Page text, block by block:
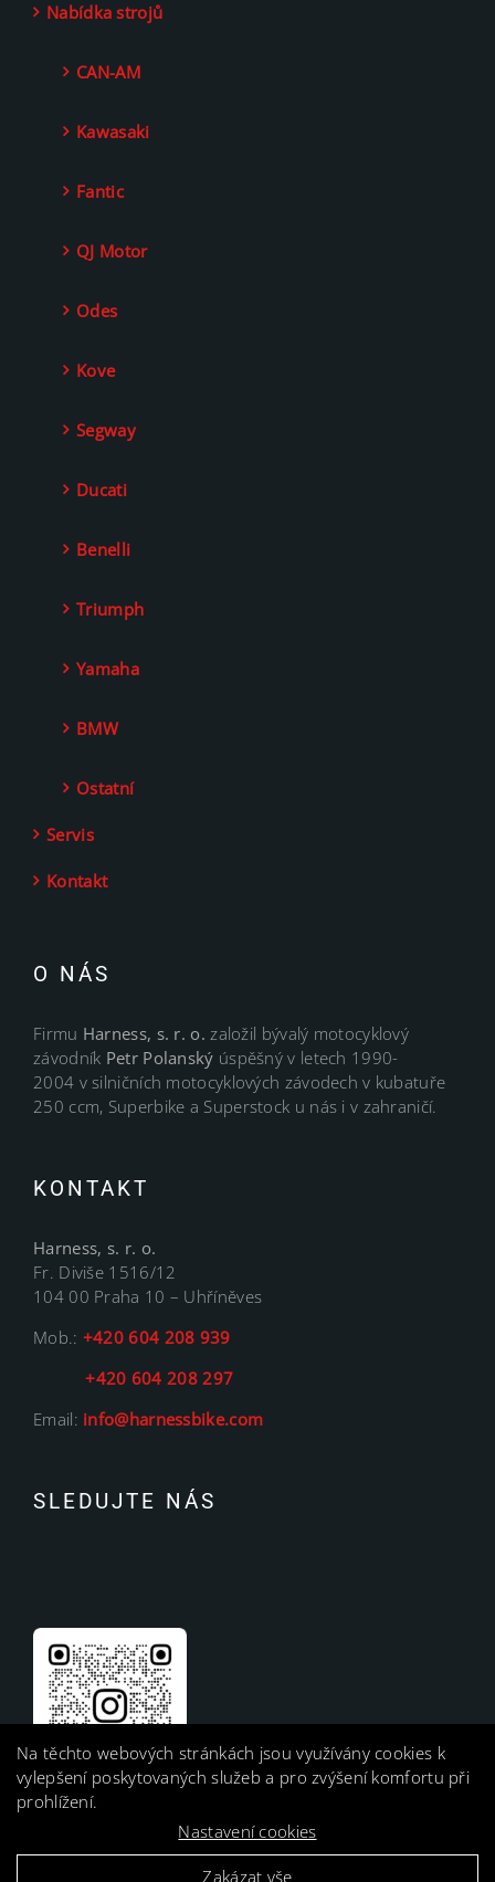
Nabídka strojů
CAN-AM
Kawasaki
Fantic
QJ Motor
Odes
Kove
Segway
Ducati
Benelli
Triumph
Yamaha
BMW
Ostatní
Servis
Kontakt
O NÁS
Firmu Harness, s. r. o.založil bývalý motocyklový
závodník Petr Polanský úspěšný v letech 1990-
2004 v silničních motocyklových závodech v kubatuře
250 ccm, Superbike a Superstock u nás i v zahraničí.
KONTAKT
Harness, s. r. o.
Fr. Diviše 1516/12
104 00 Praha 10 – Uhříněves
Mob.: +420 604 208 939
+420 604 208 297
Email: info@harnessbike.com
SLEDUJTE NÁS
Na těchto webových stránkách jsou využívány cookies k
vylepšení poskytovaných služeb a pro zvýšení komfortu při
prohlížení.
Nastavení cookies
Zakázat vše